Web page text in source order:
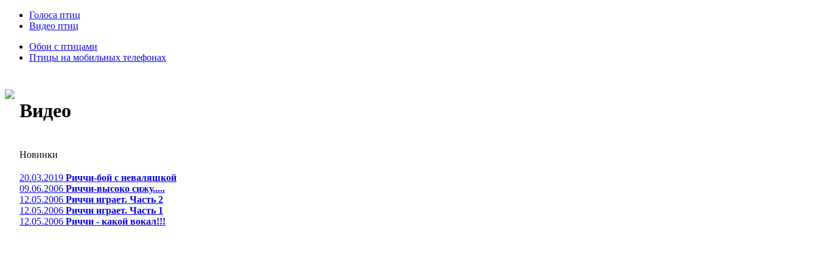
Голоса птиц
Видео птиц
Обои с птицами
Птицы на мобильных телефонах
Видео
Новинки
20.03.2019 Риччи-бой с неваляшкой
09.06.2006 Риччи-высоко сижу.....
12.05.2006 Риччи играет. Часть 2
12.05.2006 Риччи играет. Часть 1
12.05.2006 Риччи - какой вокал!!!